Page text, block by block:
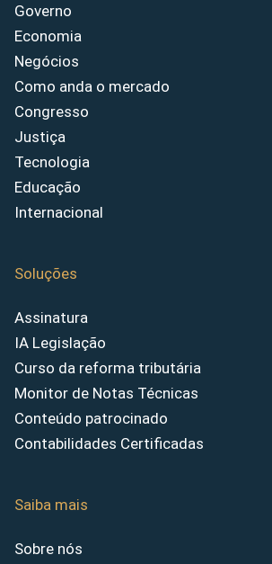
Governo
Economia
Negócios
Como anda o mercado
Congresso
Justiça
Tecnologia
Educação
Internacional
Soluções
Assinatura
IA Legislação
Curso da reforma tributária
Monitor de Notas Técnicas
Conteúdo patrocinado
Contabilidades Certificadas
Saiba mais
Sobre nós